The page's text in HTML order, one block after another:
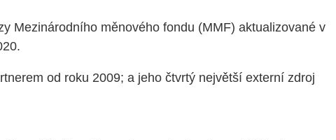
Mezinárodního měnového fondu (MMF) aktualizované v
od roku 2009; a jeho čtvrtý největší externí zdroj